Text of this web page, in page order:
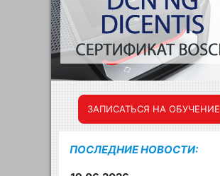
ЗАПИСАТЬСЯ НА ОБУЧЕНИЕ
ПОСЛЕДНИЕ НОВОСТИ: